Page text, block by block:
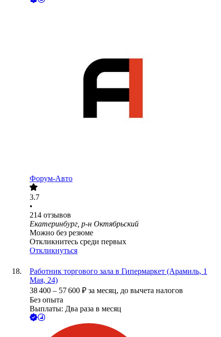
Форум-Авто
3.7
•
214 отзывов
Екатеринбург, р-н Октябрьский
Можно без резюме
Откликнитесь среди первых
Откликнуться
Работник торгового зала в Гипермаркет (Арамиль, 1
Мая, 24)
38 400 – 57 600 ₽ за месяц, до вычета налогов
Без опыта
Выплаты: Два раза в месяц